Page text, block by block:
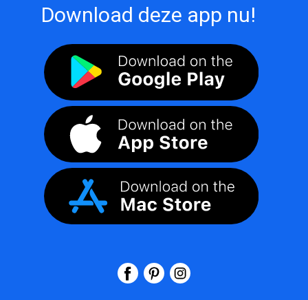
Download deze app nu!